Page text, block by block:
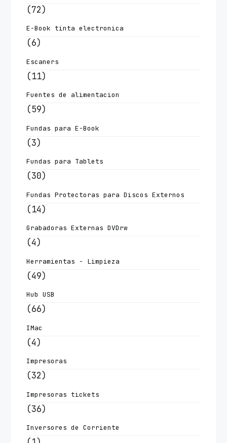
(72)
E-Book tinta electronica
(6)
Escaners
(11)
Fuentes de alimentacion
(59)
Fundas para E-Book
(3)
Fundas para Tablets
(30)
Fundas Protectoras para Discos Externos
(14)
Grabadoras Externas DVDrw
(4)
Herramientas - Limpieza
(49)
Hub USB
(66)
IMac
(4)
Impresoras
(32)
Impresoras tickets
(36)
Inversores de Corriente